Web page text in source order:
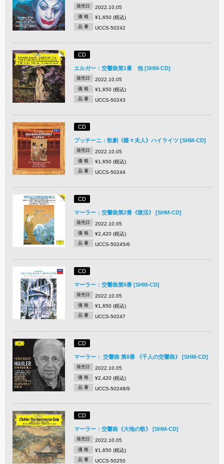
発売日 2022.10.05
価 格 ¥1,650 (税込)
品 番 UCCS-50242
CD
エルガー：交響曲第1番 他 [SHM-CD]
発売日 2022.10.05
価 格 ¥1,650 (税込)
品 番 UCCS-50243
CD
プッチーニ：歌劇《蝶々夫人》ハイライツ [SHM-CD]
発売日 2022.10.05
価 格 ¥1,650 (税込)
品 番 UCCS-50244
CD
マーラー：交響曲第2番《復活》 [SHM-CD]
発売日 2022.10.05
価 格 ¥2,420 (税込)
品 番 UCCS-50245/6
CD
マーラー：交響曲第5番 [SHM-CD]
発売日 2022.10.05
価 格 ¥1,650 (税込)
品 番 UCCS-50247
CD
マーラー： 交響曲 第8番 《千人の交響曲》 [SHM-CD]
発売日 2022.10.05
価 格 ¥2,420 (税込)
品 番 UCCS-50248/9
CD
マーラー：交響曲《大地の歌》 [SHM-CD]
発売日 2022.10.05
価 格 ¥1,650 (税込)
品 番 UCCS-50250